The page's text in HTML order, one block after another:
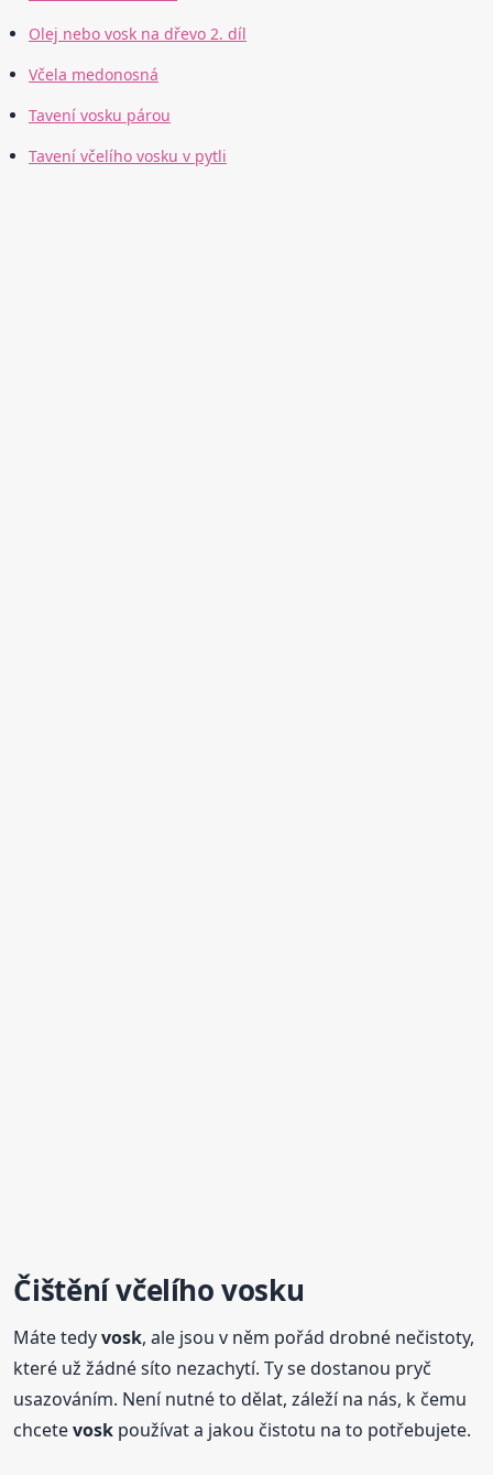
Olej nebo vosk na dřevo 2. díl
Včela medonosná
Tavení vosku párou
Tavení včelího vosku v pytli
Čištěnívčelíhovosku
Máte tedyvosk, ale jsou v něm pořád drobné nečistoty,
které už žádné síto nezachytí. Ty se dostanou pryč
usazováním. Není nutné to dělat, záleží na nás, k čemu
chcetevosk používat a jakou čistotu na to potřebujete.